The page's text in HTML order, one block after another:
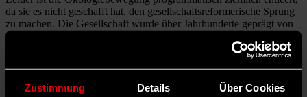
Zustimmung Details Über Cookies
da sie es nicht geschafft hat, den gesellschaftsreformerische Sprung
zu machen. Die Gesellschaft wurde über Jahrhunderte geprägt von
der Idee, schneller höher weiter. Das funktioniert aber nicht mehr.
Deshalb stellt sich die Gerechtigkeitsfrage neu, auch die Frage, wie
wirtschaftliche Entwicklung organisiert werden muss. Leider gibt
die Politik hier keine ausreichenden Antworten und ich finde auch
die Koalitionsvereinbarung in dieser Frage nicht sehr überzeugend.